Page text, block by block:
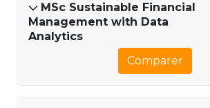
MSc Sustainable Financial
Management with Data
Analytics
Comparer